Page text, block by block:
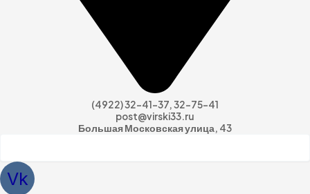
(4922) 32-41-37, 32-75-41
post@virski33.ru
Большая Московская улица, 43
Vk